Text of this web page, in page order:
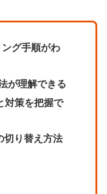
グ手順がわ
が理解できる
対策を把握で
切り替え方法